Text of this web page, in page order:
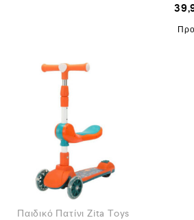
Παιδικό Πατίνι Zita Toys